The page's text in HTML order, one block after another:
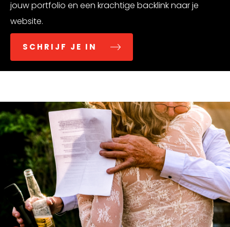
jouw portfolio en een krachtige backlink naar je
website.
SCHRIJF JE IN